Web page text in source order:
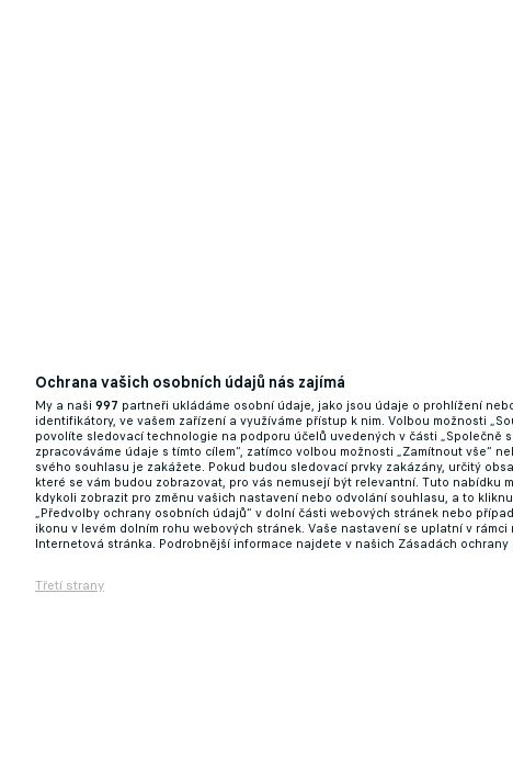
Ochrana vašich osobních údajů nás zajímá
My a naši 997 partneři ukládáme osobní údaje, jako jsou údaje o prohlížení
identifikátory, ve vašem zařízení a využíváme přístup k nim. Volbou možnosti
povolíte sledovací technologie na podporu účelů uvedených v části „Společně
zpracováváme údaje s tímto cílem“, zatímco volbou možnosti „Zamítnout vše“
svého souhlasu je zakážete. Pokud budou sledovací prvky zakázány, určitý
které se vám budou zobrazovat, pro vás nemusejí být relevantní. Tuto nabídku
kdykoli zobrazit pro změnu vašich nastavení nebo odvolání souhlasu, a to
„Předvolby ochrany osobních údajů“ v dolní části webových stránek nebo
ikonu v levém dolním rohu webových stránek. Vaše nastavení se uplatní v rámci
Internetová stránka. Podrobnější informace najdete v našich Zásadách ochrany
Třetí strany